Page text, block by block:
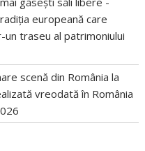
europeană care
traseu al patrimoniului
scenă din România la
vreodată în România